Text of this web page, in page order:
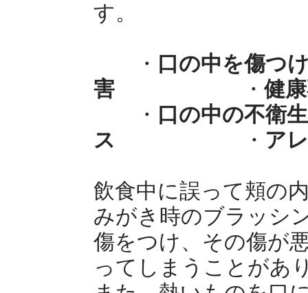
す。
・ 口の中を傷つ
害 ・健
・ 口の中の不衛生
ス ・ ア
飲食中に誤って頬の
みがき時のブラッシ
傷をつけ、その傷が
ってしまうことがあ